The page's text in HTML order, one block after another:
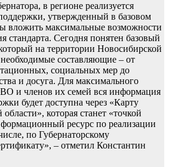
в регионе реализуется
утвержденный в базовом
вложить максимальные возможности
стандарта. Сегодня понятен базовый
на территории Новосибирской
составляющие – от
социальных мер до
и досуга. Для максимального
и членов их семей вся информация
будет доступна через «Карту
которая станет «точкой
ресурс по реализации
по Губернаторскому
– отметил Константин